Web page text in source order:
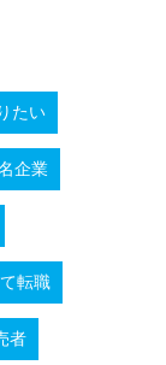
たい
企業
転職
者